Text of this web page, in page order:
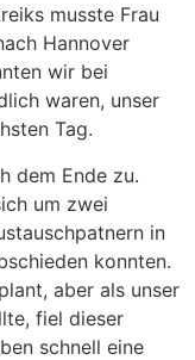
musste Frau
Hannover
wir bei
waren, unser
Tag.
dem Ende zu.
um zwei
in
konnten.
aber als unser
fiel dieser
schnell eine